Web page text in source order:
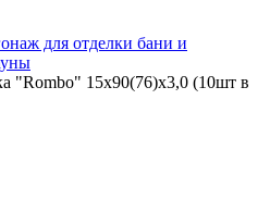
для отделки бани и
"Rombo" 15х90(76)х3,0 (10шт в